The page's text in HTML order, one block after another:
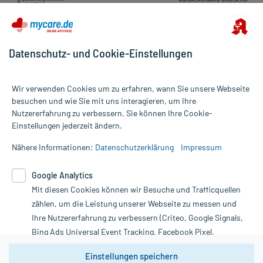
Alle Preise gelten inkl. MwSt., ggf. zzgl. Versandkosten
Informationen auf dieser Website werden ausschließlich für
die Untersuchung und Behandlung durch einen Arzt. Bitte
Therapien eingeleitet werden können. | Diese Webseite benutzt
Google Analytics. Lesen Sie bitte dazu die wichtigen Hinweise in
unserer Datenschutzerklärung. Für den Widerruf einer Bestellung
nutzen Sie das Formular:
Vertrag widerrufen
Datenschutz- und Cookie-Einstellungen
Wir verwenden Cookies um zu erfahren, wann Sie unsere Webseite
besuchen und wie Sie mit uns interagieren, um Ihre
Nutzererfahrung zu verbessern. Sie können Ihre Cookie-
Einstellungen jederzeit ändern.
Nähere Informationen: Datenschutzerklärung Impressum
Google Analytics
Mit diesen Cookies können wir Besuche und Trafficquellen
zählen, um die Leistung unserer Webseite zu messen und
Ihre Nutzererfahrung zu verbessern (Criteo, Google Signals,
Bing Ads Universal Event Tracking, Facebook Pixel,
Youtube-Social Plugin).
Einstellungen speichern